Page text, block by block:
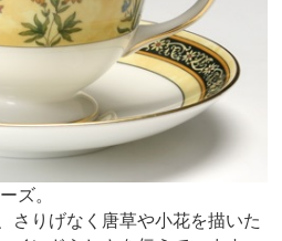
ズ。
さりげなく唐草や小花を描いた